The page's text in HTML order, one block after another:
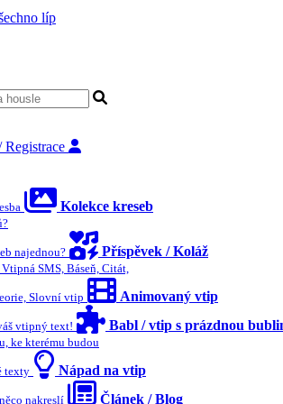
Registrace
Kolekce kreseb
najednou? Příspěvek / Koláž
SMS, Báseň, Citát,
Slovní vtip Animovaný vtip
vtipný text! Babl / vtip s prázdnou
ke kterému budou
texty Nápad na vtip
nakreslí Článek / Blog